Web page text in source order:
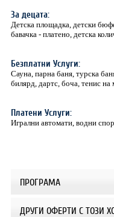
За децата:
Детска площадка, детски
бавачка - платено, детска
Безплатни Услуги:
Сауна, парна баня, турска
билярд, дартс, боча, тенис на
Платени Услуги:
Игрални автомати, водни
ПРОГРАМА
ДРУГИ ОФЕРТИ С ТОЗИ